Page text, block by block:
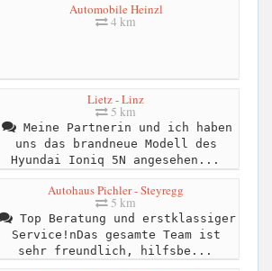
Automobile Heinzl
4 km
Lietz - Linz
5 km
Meine Partnerin und ich haben
uns das brandneue Modell des
Hyundai Ioniq 5N angesehen...
Autohaus Pichler - Steyregg
5 km
Top Beratung und erstklassiger
Service!nDas gesamte Team ist
sehr freundlich, hilfsbe...